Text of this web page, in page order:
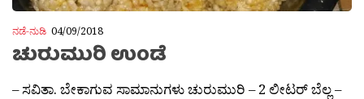
ನಡೆ-ನುಡಿ 04/09/2018
ಚುರುಮುರಿ ಉಂಡೆ
– ಸವಿತಾ. ಬೇಕಾಗುವ ಸಾಮಾನುಗಳು ಚುರುಮುರಿ – 2 ಲೀಟರ್ ಬೆಲ್ಲ –